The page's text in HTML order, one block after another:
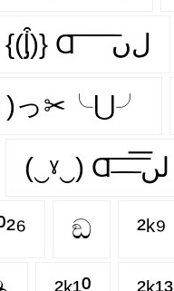
{(ᶅ͒)} Ɑ͞ ͞ ͞ ͞ ͞ ﻝﮞ
)っ✂╰⋃╯
(‿ˠ‿) Ɑ͞ ̶͞ ̶͞ ̶͞ لں͞
ඞ ²ᵏ⁹